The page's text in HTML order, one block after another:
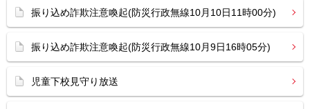
振り込め詐欺注意喚起(防災行政無線10月10日11時00分)
振り込め詐欺注意喚起(防災行政無線10月9日16時05分)
児童下校見守り放送